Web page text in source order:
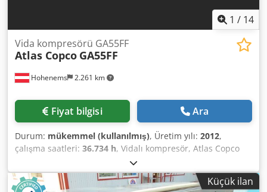
1 / 14
Hohenems 2.261 km
Vida kompresörü GA55FF
Atlas Copco GA55FF
Fiyat bilgisi Ara
Durum: mükemmel (kullanılmış), Üretim yılı: 2012,
çalışma saatleri: 36.734 h, Vidalı kompresör, Atlas Copco
GA55FF modeli Kurutucu entegre 55 kW 9,80 bar 8,87
m³/dak İmalat yılı: 2012 Dksdpfozphrwjx Ag Der Çalışma
saati: 36.734
Küçük ilan